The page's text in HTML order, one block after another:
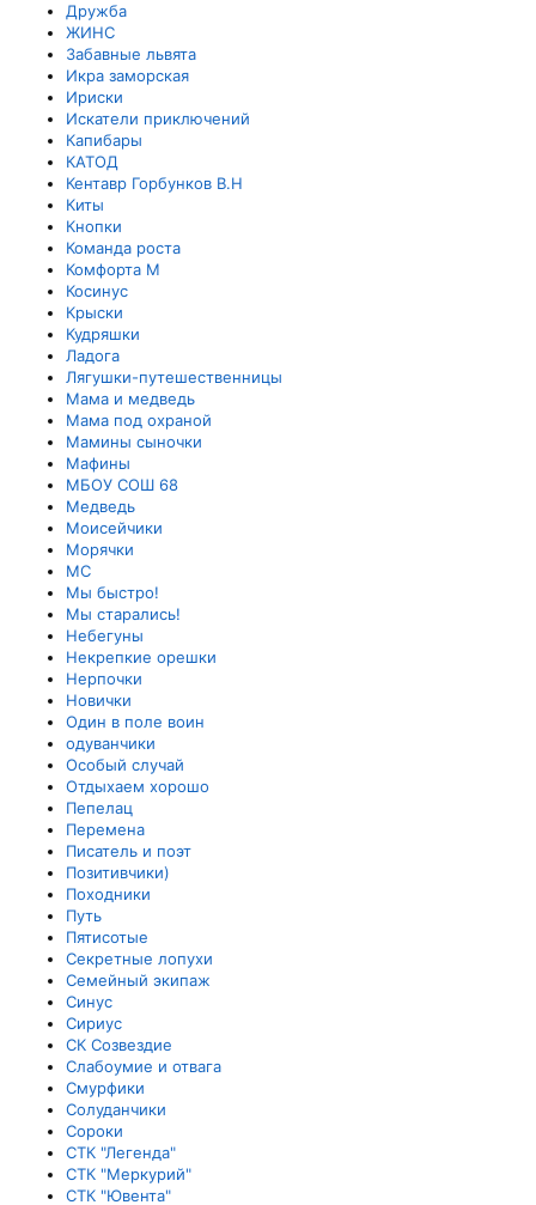
Дружба
ЖИНС
Забавные львята
Икра заморская
Ириски
Искатели приключений
Капибары
КАТОД
Кентавр Горбунков В.Н
Киты
Кнопки
Команда роста
Комфорта М
Косинус
Крыски
Кудряшки
Ладога
Лягушки-путешественницы
Мама и медведь
Мама под охраной
Мамины сыночки
Мафины
МБОУ СОШ 68
Медведь
Моисейчики
Морячки
МС
Мы быстро!
Мы старались!
Небегуны
Некрепкие орешки
Нерпочки
Новички
Один в поле воин
одуванчики
Особый случай
Отдыхаем хорошо
Пепелац
Перемена
Писатель и поэт
Позитивчики)
Походники
Путь
Пятисотые
Секретные лопухи
Семейный экипаж
Синус
Сириус
СК Созвездие
Слабоумие и отвага
Смурфики
Солуданчики
Сороки
СТК "Легенда"
СТК "Меркурий"
СТК "Ювента"